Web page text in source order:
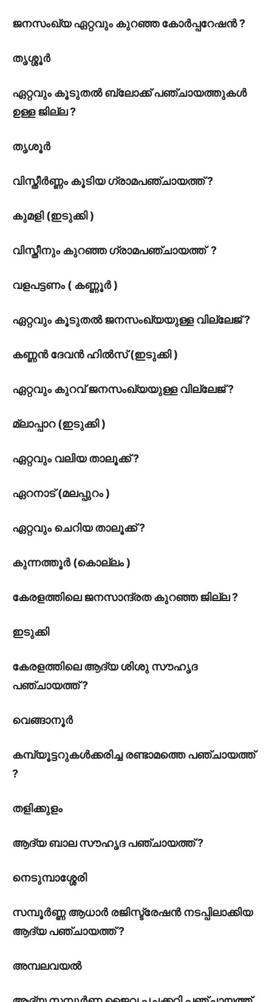
ജനസംഖ്യ ഏറ്റവും കുറഞ്ഞ കോർപ്പറേഷൻ ?
തൃശ്ശൂർ
ഏറ്റവും കൂടുതൽ ബ്ലോക്ക് പഞ്ചായത്തുകൾ
ഉള്ള ജില്ല ?
തൃശൂർ
വിസ്തീർണ്ണംകൂടിയഗ്രാമപഞ്ചായത്ത് ?
കുമളി (ഇടുക്കി )
വിസ്തീനും കുറഞ്ഞ ഗ്രാമപഞ്ചായത്ത് ?
വളപട്ടണം ( കണ്ണൂർ )
ഏറ്റവും കൂടുതൽ ജനസംഖ്യയുള്ള വില്ലേജ് ?
കണ്ണൻ ദേവൻ ഹിൽസ് (ഇടുക്കി )
ഏറ്റവും കുറവ് ജനസംഖ്യയുള്ള വില്ലേജ് ?
മ്ലാപ്പാറ (ഇടുക്കി )
ഏറ്റവും വലിയ താലൂക്ക് ?
ഏറനാട് (മലപ്പുറം )
ഏറ്റവും ചെറിയ താലൂക്ക് ?
കുന്നത്തൂർ (കൊല്ലം )
കേരളത്തിലെ ജനസാന്ദ്രത കുറഞ്ഞ ജില്ല ?
ഇടുക്കി
കേരളത്തിലെ ആദ്യ ശിശു സൗഹൃദ
പഞ്ചായത്ത് ?
വെങ്ങാനൂർ
കമ്പ്യൂട്ടറുകൾക്കരിച്ച രണ്ടാമത്തെ പഞ്ചായത്ത്
?
തളിക്കുളം
ആദ്യ ബാല സൗഹൃദ പഞ്ചായത്ത് ?
നെടുമ്പാശ്ശേരി
സമ്പൂർണ്ണ ആധാർ രജിസ്ട്രേഷൻ നടപ്പിലാക്കിയ
ആദ്യ പഞ്ചായത്ത് ?
അമ്പലവയൽ